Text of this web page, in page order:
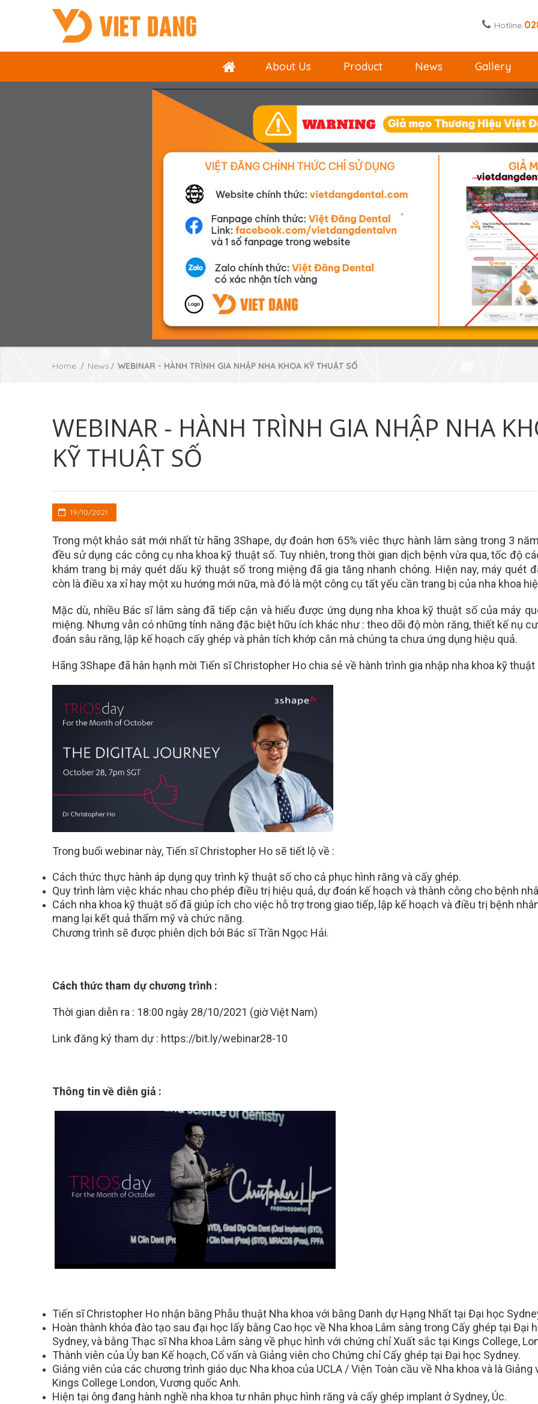
Hotline
About Us Product News Gallery
Home News WEBINAR - HÀNH TRÌNH GIA NHẬP NHA KHOA KỸ THUẬT SỐ
WEBINAR - HÀNH TRÌNH GIA NHẬP NHA
KỸ THUẬT SỐ
19/10/2021
Trong một khảo sát mới nhất từ hãng 3Shape, dự đoán hơn 65% viêc thực hành lâm sàng trong 3
đều sử dụng các công cụ nha khoa kỹ thuật số. Tuy nhiên, trong thời gian dịch bệnh vừa qua, tốc độ
khám trang bị máy quét dấu kỹ thuật số trong miệng đã gia tăng nhanh chóng. Hiện nay, máy quét
còn là điều xa xỉ hay một xu hướng mới nữa, mà đó là một công cụ tất yếu cần trang bị của nha khoa
Mặc dù, nhiều Bác sĩ lâm sàng đã tiếp cận và hiểu được ứng dụng nha khoa kỹ thuật số của máy
miệng. Nhưng vẫn có những tính năng đặc biệt hữu ích khác như: theo dõi độ mòn răng, thiết kế nụ
đoán sâu răng, lập kế hoạch cấy ghép và phân tích khớp cắn mà chúng ta chưa ứng dụng hiệu quả.
Hãng 3Shape đã hân hạnh mời Tiến sĩ Christopher Ho chia sẻ về hành trình gia nhập nha khoa kỹ thuật
Trong buổi webinar này, Tiến sĩ Christopher Ho sẽ tiết lộ về :
Cách thức thực hành áp dụng quy trình kỹ thuật số cho cả phục hình răng và cấy ghép.
Quy trình làm việc khác nhau cho phép điều trị hiệu quả, dự đoán kế hoạch và thành công cho bệnh
Cách nha khoa kỹ thuật số đã giúp ích cho việc hỗ trợ trong giao tiếp, lập kế hoạch và điều trị bệnh
mang lại kết quả thẩm mỹ và chức năng.
Chương trình sẽ được phiên dịch bởi Bác sĩ Trần Ngọc Hải.
Cách thức tham dự chương trình :
Thời gian diễn ra : 18:00 ngày 28/10/2021 (giờ Việt Nam)
Link đăng ký tham dự : https://bit.ly/webinar28-10
Thông tin về diễn giả :
Tiến sĩ Christopher Ho nhận bằng Phẫu thuật Nha khoa với bằng Danh dự Hạng Nhất tại Đại học
Hoàn thành khóa đào tạo sau đại học lấy bằng Cao học về Nha khoa Lâm sàng trong Cấy ghép tại Đại
Sydney, và bằng Thạc sĩ Nha khoa Lâm sàng về phục hình với chứng chỉ Xuất sắc tại Kings College,
Thành viên của Ủy ban Kế hoạch, Cố vấn và Giảng viên cho Chứng chỉ Cấy ghép tại Đại học Sydney.
Giảng viên của các chương trình giáo dục Nha khoa của UCLA / Viện Toàn cầu về Nha khoa và là Giảng
Kings College London, Vương quốc Anh.
Hiện tại ông đang hành nghề nha khoa tư nhân phục hình răng và cấy ghép implant ở Sydney, Úc.